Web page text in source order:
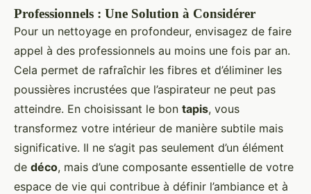
Professionnels : Une Solution à Considérer
Pour un nettoyage en profondeur, envisagez de faire
appel à des professionnels au moins une fois par an.
Cela permet de rafraîchir les fibres et d’éliminer les
poussières incrustées que l’aspirateur ne peut pas
atteindre. En choisissant le bon tapis, vous
transformez votre intérieur de manière subtile mais
significative. Il ne s’agit pas seulement d’un élément
de déco, mais d’une composante essentielle de votre
espace de vie qui contribue à définir l’ambiance et à